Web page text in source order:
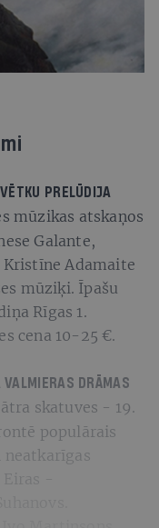
PRELŪDIJA
mūzikas atskaņos
Galante,
Kristīne Adamaite
mūziķi. Īpašu
Rīgas 1.
cena 10-25 €.
VALMIERAS DRĀMAS
skatuves - 19.
populārais
neatkarīgas
-